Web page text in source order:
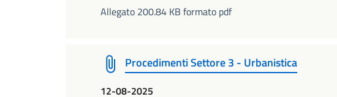
Allegato 200.84 KB formato pdf
Procedimenti Settore 3 - Urbanistica
12-08-2025